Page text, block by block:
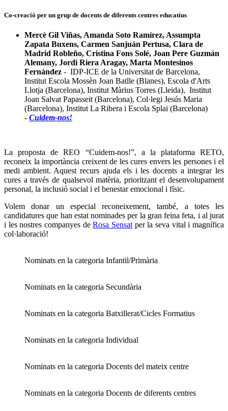
Co-creació per un grup de docents de diferents centres educatius
Mercè Gil Viñas, Amanda Soto Ramírez, Assumpta
Zapata Buxens, Carmen Sanjuán Pertusa, Clara de
Madrid Robleño, Cristina Fons Solé, Joan Pere Guzmán
Alemany, Jordi Riera Aragay, Marta Montesinos
Fernández - IDP-ICE de la Universitat de Barcelona,
Institut Escola Mossèn Joan Batlle (Blanes), Escola d'Arts
Llotja (Barcelona), Institut Màrius Torres (Lleida), Institut
Joan Salvat Papasseit (Barcelona), Col·legi Jesús Maria
(Barcelona), Institut La Ribera i Escola Splai (Barcelona)
- Cuidem-nos!
La proposta de REO “Cuidem-nos!”, a la plataforma RETO,
reconeix la importància creixent de les cures envers les persones i el
medi ambient. Aquest recurs ajuda els i les docents a integrar les
cures a través de qualsevol matèria, prioritzant el desenvolupament
personal, la inclusió social i el benestar emocional i físic.
Volem donar un especial reconeixement, també, a totes les
candidatures que han estat nominades per la gran feina feta, i al jurat
i les nostres companyes deRosa Sensat per la seva vital i magnífica
col·laboració!
Nominats en la categoria Infantil/Primària
Nominats en la categoria Secundària
Nominats en la categoria Batxillerat/Cicles Formatius
Nominats en la categoria Individual
Nominats en la categoria Docents del mateix centre
Nominats en la categoria Docents de diferents centres